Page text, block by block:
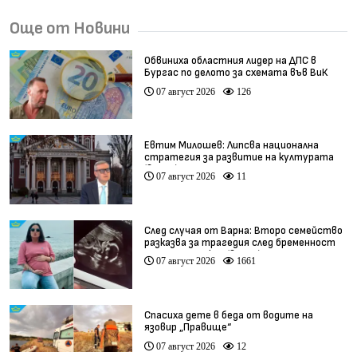
Още от Новини
Обвиниха областния лидер на ДПС в
Бургас по делото за схемата във ВиК
07 август 2026 126
Евтим Милошев: Липсва национална
стратегия за развитие на културата
(видео)
07 август 2026 11
След случая от Варна: Второ семейство
разказва за трагедия след бременност
при същия лекар (видео)
07 август 2026 1661
Спасиха дете в беда от водите на
язовир „Правище“
07 август 2026 12